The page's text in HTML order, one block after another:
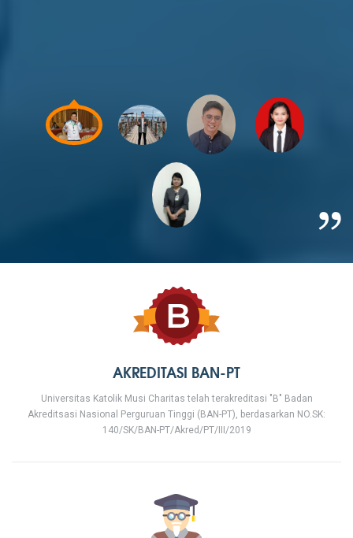
AKREDITASI BAN-PT
Universitas Katolik Musi Charitas telah terakreditasi "B" Badan
Akreditsasi Nasional Perguruan Tinggi (BAN-PT), berdasarkan NO.SK:
140/SK/BAN-PT/Akred/PT/III/2019